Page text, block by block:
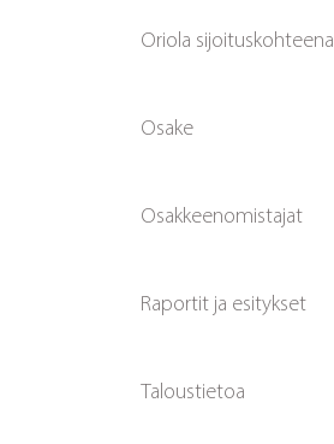
Oriola sijoituskohteena
Osake
Osakkeenomistajat
Raportit ja esitykset
Taloustietoa